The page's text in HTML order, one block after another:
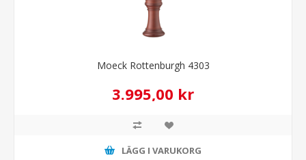
Moeck Rottenburgh 4303
3.995,00 kr
LÄGG I VARUKORG